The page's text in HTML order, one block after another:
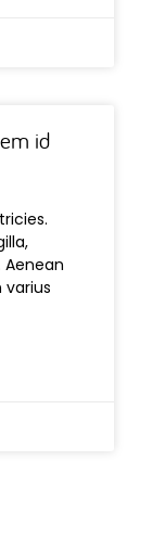
id